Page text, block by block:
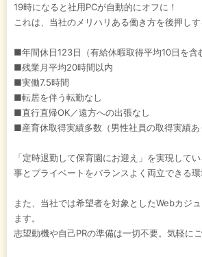
19時になると社用PCが自動的にオフに！
これは、当社のメリハリある働き方を後押しす
■年間休日123日（有給休暇取得平均10日を含
■残業月平均20時間以内
■実働7.5時間
■転居を伴う転勤なし
■直行直帰OK／遠方への出張なし
■産育休取得実績多数（男性社員の取得実績あ
「定時退勤して保育園にお迎え」を実現して
事とプライベートをバランスよく両立できる環
また、当社では希望者を対象としたWebカジ
ます。
志望動機や自己PRの準備は一切不要。気軽に